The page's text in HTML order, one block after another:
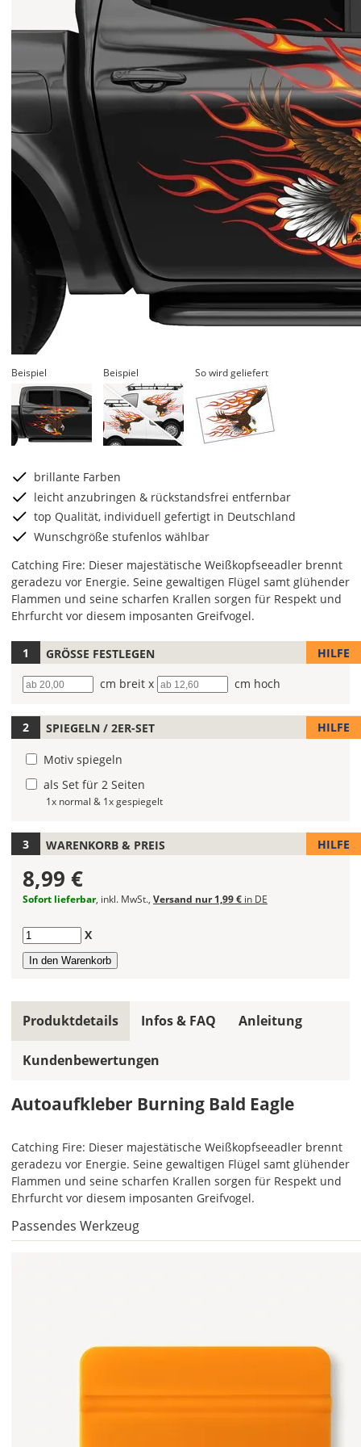
Beispiel Beispiel So wird geliefert
brillante Farben
leicht anzubringen & rückstandsfrei entfernbar
top Qualität, individuell gefertigt in Deutschland
Wunschgröße stufenlos wählbar
Catching Fire: Dieser majestätische Weißkopfseeadler brennt
geradezu vor Energie. Seine gewaltigen Flügel samt glühender
Flammen und seine scharfen Krallen sorgen für Respekt und
Ehrfurcht vor diesem imposanten Greifvogel.
Lege
die
Deines
Autoaufklebers
fest.
Die
jeweils
Größe
zeigt
die
erforderliche
Mindestgröße.
Soll
der
Autoaufkleber
werden?
Bild
Im
2er-
Set
erhältst
Du
den
GRÖSSE FESTLEGEN HILFE
Breite cm breit x Höhe cm hoch
SPIEGELN / 2ER-SET HILFE
Motiv spiegeln
als Set für 2 Seiten
1x normal & 1x gespiegelt
WARENKORB & PREIS HILFE
8,99 €
Sofort lieferbar, inkl. MwSt., Versand nur 1,99 € in DE
Anzahl X
Produktdetails
Autoaufkleber Burning Bald Eagle
Passendes Werkzeug
Catching Fire: Dieser majestätische Weißkopfseeadler brennt
geradezu vor Energie. Seine gewaltigen Flügel samt glühender
Flammen und seine scharfen Krallen sorgen für Respekt und
Ehrfurcht vor diesem imposanten Greifvogel.
Infos & FAQ Anleitung
Kundenbewertungen